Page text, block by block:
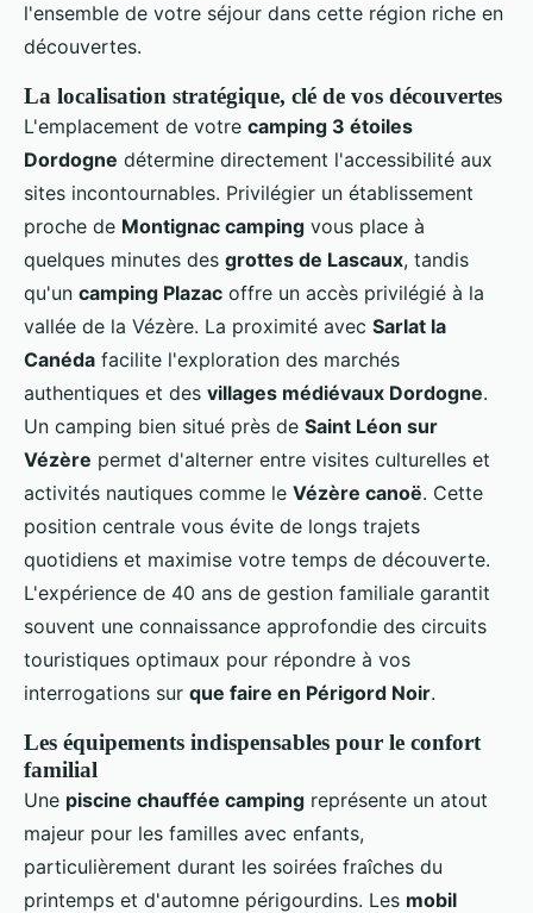
l'ensemble de votre séjour dans cette région riche en
découvertes.
La localisation stratégique, clé de vos découvertes
L'emplacement de votre camping 3 étoiles
Dordogne détermine directement l'accessibilité aux
sites incontournables. Privilégier un établissement
proche de Montignac camping vous place à
quelques minutes des grottes de Lascaux, tandis
qu'un camping Plazac offre un accès privilégié à la
vallée de la Vézère. La proximité avec Sarlat la
Canéda facilite l'exploration des marchés
authentiques et des villages médiévaux Dordogne.
Un camping bien situé près de Saint Léon sur
Vézère permet d'alterner entre visites culturelles et
activités nautiques comme le Vézère canoë. Cette
position centrale vous évite de longs trajets
quotidiens et maximise votre temps de découverte.
L'expérience de 40 ans de gestion familiale garantit
souvent une connaissance approfondie des circuits
touristiques optimaux pour répondre à vos
interrogations sur que faire en Périgord Noir.
Les équipements indispensables pour le confort
familial
Une piscine chauffée camping représente un atout
majeur pour les familles avec enfants,
particulièrement durant les soirées fraîches du
printemps et d'automne périgourdins. Les mobil